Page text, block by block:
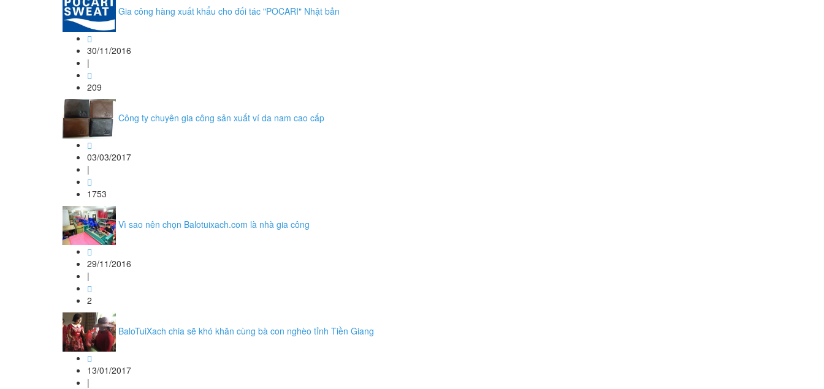
Gia công hàng xuất khẩu cho đối tác "POCARI" Nhật bản
30/11/2016
|
209
Công ty chuyên gia công sản xuất ví da nam cao cấp
03/03/2017
|
1753
Vì sao nên chọn Balotuixach.com là nhà gia công
29/11/2016
|
2
BaloTuiXach chia sẽ khó khăn cùng bà con nghèo tỉnh Tiền Giang
13/01/2017
|